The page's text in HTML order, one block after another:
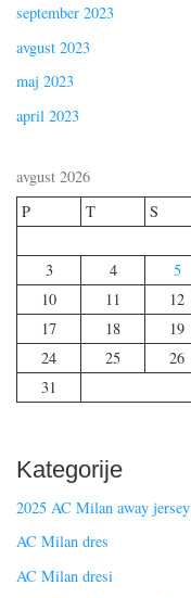
september 2023
avgust 2023
maj 2023
april 2023
avgust 2026
P
T S
3
4 5
10
11 12
17
18 19
24
25 26
31
Kategorije
2025 AC Milan away jersey
AC Milan dres
AC Milan dresi